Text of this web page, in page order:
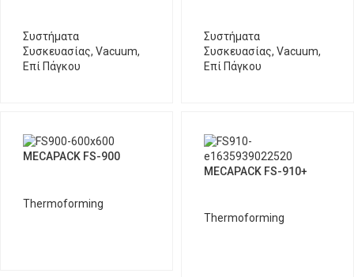
Συστήματα
Συσκευασίας, Vacuum,
Επί Πάγκου
Συστήματα
Συσκευασίας, Vacuum,
Επί Πάγκου
MECAPACK FS-900
Thermoforming
MECAPACK FS-910+
Thermoforming